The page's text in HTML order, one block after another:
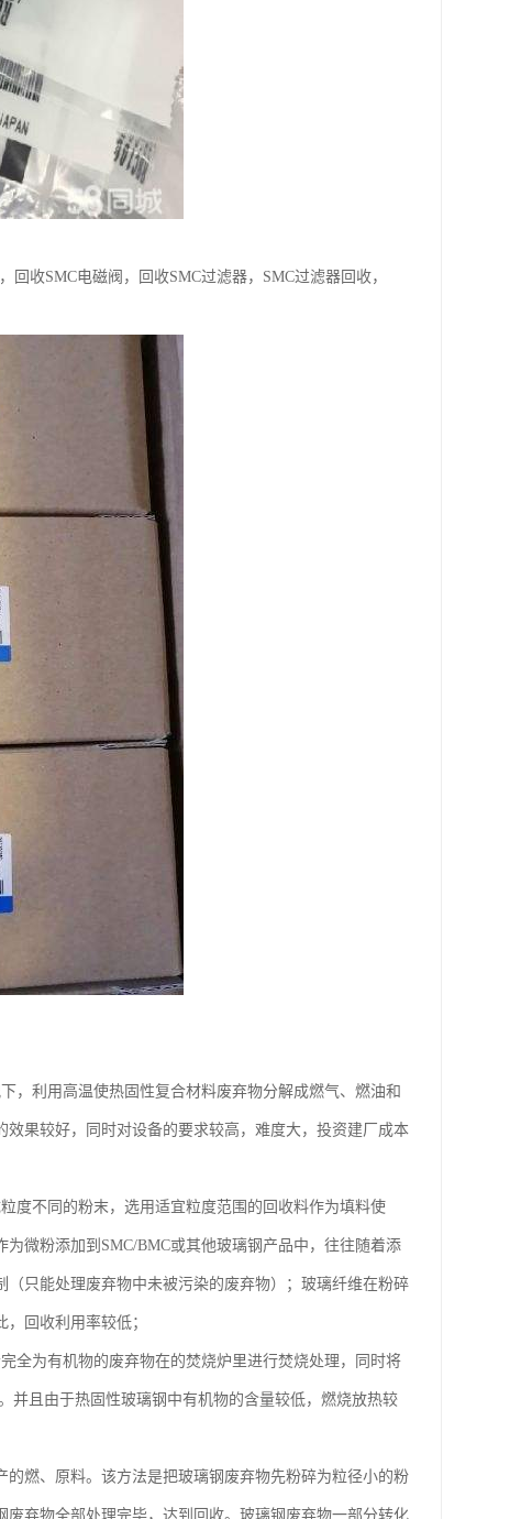
收SMC电磁阀，回收SMC过滤器，SMC过滤器回收，
，利用高温使热固性复合材料废弃物分解成燃气、燃油和
果较好，同时对设备的要求较高，难度大，投资建厂成本
度不同的粉末，选用适宜粒度范围的回收料作为填料使
微粉添加到SMC/BMC或其他玻璃钢产品中，往往随着添
只能处理废弃物中未被污染的废弃物）；玻璃纤维在粉碎
回收利用率较低；
全为有机物的废弃物在的焚烧炉里进行焚烧处理，同时将
并且由于热固性玻璃钢中有机物的含量较低，燃烧放热较
燃、原料。该方法是把玻璃钢废弃物先粉碎为粒径小的粉
弃物全部处理完毕，达到回收。玻璃钢废弃物一部分转化